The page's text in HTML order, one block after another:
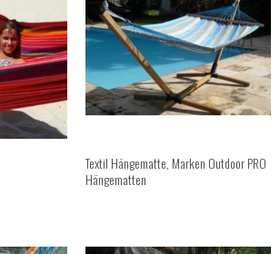
Textil Hängematte, Marken Outdoor PRO
Hängematten